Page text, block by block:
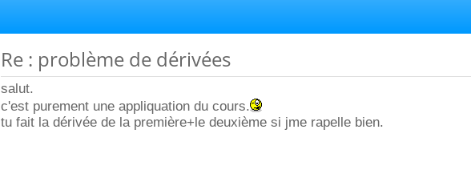
Re : problème de dérivées
salut.
c'est purement une appliquation du cours.
tu fait la dérivée de la première+le deuxième si jme rapelle bien.